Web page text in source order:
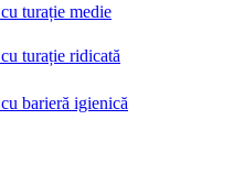
turație medie
turație ridicată
barieră igienică